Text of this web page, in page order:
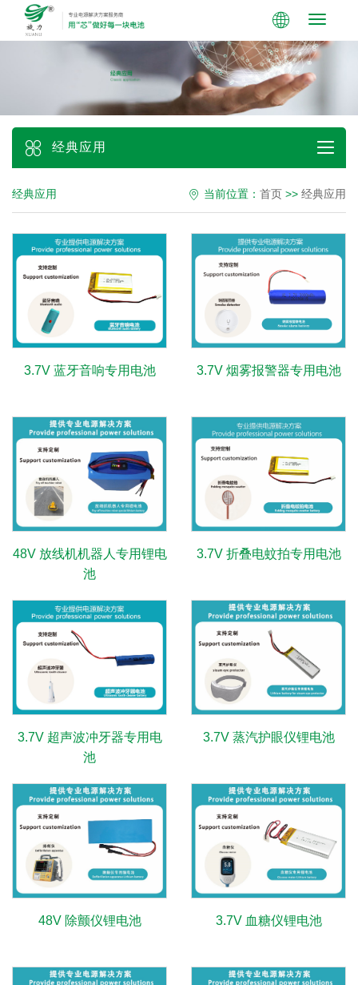
Toggle
经典应用
经典应用 当前位置： 首页 >> 经典应用
3.7V 蓝牙音响专用电池 3.7V 烟雾报警器专用电池
48V 放线机机器人专用锂电
池
3.7V 折叠电蚊拍专用电池
3.7V 超声波冲牙器专用电
池
3.7V 蒸汽护眼仪锂电池
48V 除颤仪锂电池 3.7V 血糖仪锂电池